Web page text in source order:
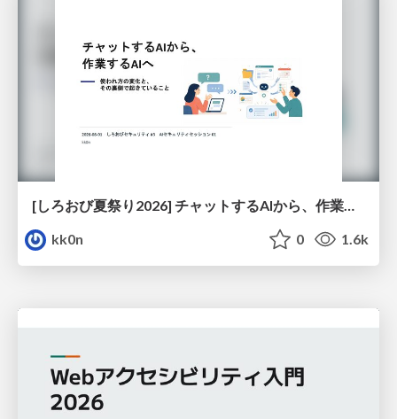
[しろおび夏祭り2026] チャットするAIから、作業するAIへ - 使われ方の変化と、その裏側で起きていること
kk0n
0 1.6k